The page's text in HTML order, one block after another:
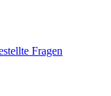
Fragen